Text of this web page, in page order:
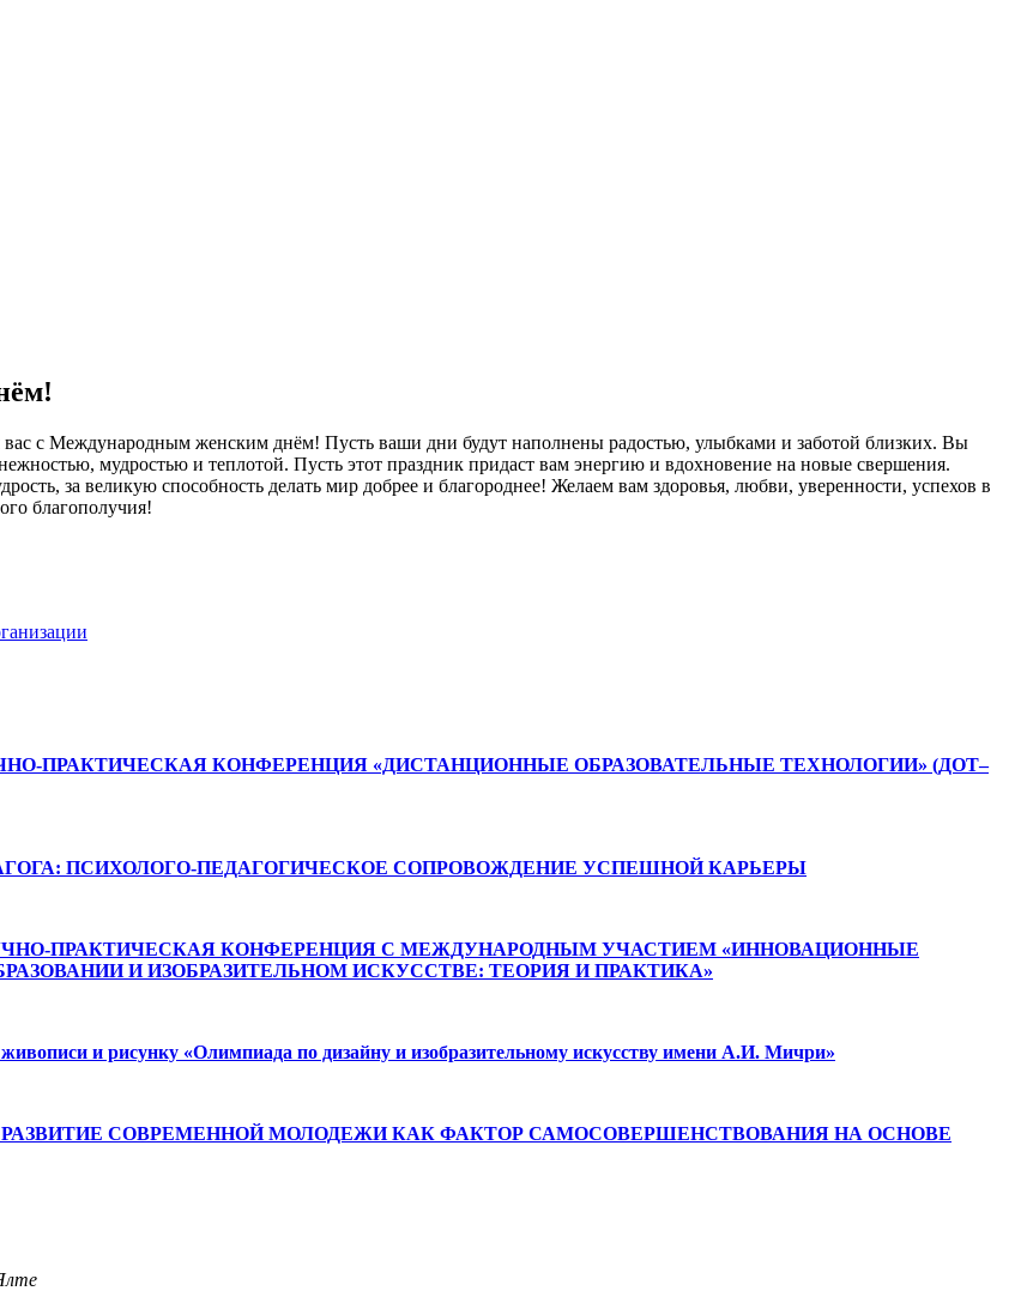
с Международным женским днём! Пусть ваши дни будут наполнены радостью, улыбками и заботой близких. Вы
мудростью и теплотой. Пусть этот праздник придаст вам энергию и вдохновение на новые свершения.
за великую способность делать мир добрее и благороднее! Желаем вам здоровья, любви, уверенности, успехов в
благополучия!
ПРАКТИЧЕСКАЯ КОНФЕРЕНЦИЯ «ДИСТАНЦИОННЫЕ ОБРАЗОВАТЕЛЬНЫЕ ТЕХНОЛОГИИ» (ДОТ–
ПСИХОЛОГО-ПЕДАГОГИЧЕСКОЕ СОПРОВОЖДЕНИЕ УСПЕШНОЙ КАРЬЕРЫ
ПРАКТИЧЕСКАЯ КОНФЕРЕНЦИЯ С МЕЖДУНАРОДНЫМ УЧАСТИЕМ «ИННОВАЦИОННЫЕ
И ИЗОБРАЗИТЕЛЬНОМ ИСКУССТВЕ: ТЕОРИЯ И ПРАКТИКА»
и рисунку «Олимпиада по дизайну и изобразительному искусству имени А.И. Мичри»
РАЗВИТИЕ СОВРЕМЕННОЙ МОЛОДЕЖИ КАК ФАКТОР САМОСОВЕРШЕНСТВОВАНИЯ НА ОСНОВЕ